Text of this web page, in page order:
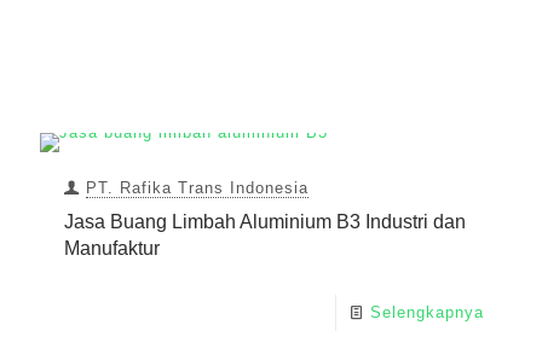
PT. Rafika Trans Indonesia
Jasa Buang Limbah Aluminium B3 Industri dan
Manufaktur
Selengkapnya